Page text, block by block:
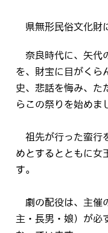
県無形民俗文化財
奈良時代に、矢代
を、財宝に目がくら
史、悲話を悔み、た
らこの祭りを始めま
祖先が行った蛮行
めとするとともに女
す。
劇の配役は、主催
主・長男・娘）が必